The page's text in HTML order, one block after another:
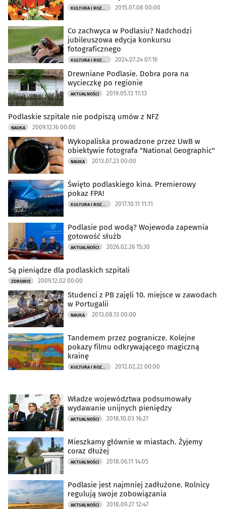
KULTURA I ROZRYWKA 2015.07.08 00:00
Co zachwyca w Podlasiu? Nadchodzi
jubileuszowa edycja konkursu
fotograficznego
KULTURA I ROZRYWKA 2024.07.24 07:16
Drewniane Podlasie. Dobra pora na
wycieczkę po regionie
AKTUALNOŚCI 2019.05.13 11:13
Podlaskie szpitale nie podpiszą umów z NFZ
NAUKA 2009.12.16 00:00
Wykopaliska prowadzone przez UwB w
obiektywie fotografa "National Geographic"
NAUKA 2013.07.23 00:00
Święto podlaskiego kina. Premierowy
pokaz FPA!
KULTURA I ROZRYWKA 2017.10.11 11:11
Podlasie pod wodą? Wojewoda zapewnia
gotowość służb
AKTUALNOŚCI 2026.02.26 15:30
Są pieniądze dla podlaskich szpitali
ZDROWIE 2009.12.02 00:00
Studenci z PB zajęli 10. miejsce w zawodach
w Portugalii
NAUKA 2013.08.13 00:00
Tandemem przez pogranicze. Kolejne
pokazy filmu odkrywającego magiczną
krainę
KULTURA I ROZRYWKA 2012.02.22 00:00
Władze województwa podsumowały
wydawanie unijnych pieniędzy
AKTUALNOŚCI 2018.10.03 16:27
Mieszkamy głównie w miastach. Żyjemy
coraz dłużej
AKTUALNOŚCI 2018.06.11 14:05
Podlasie jest najmniej zadłużone. Rolnicy
regulują swoje zobowiązania
AKTUALNOŚCI 2018.09.27 12:47